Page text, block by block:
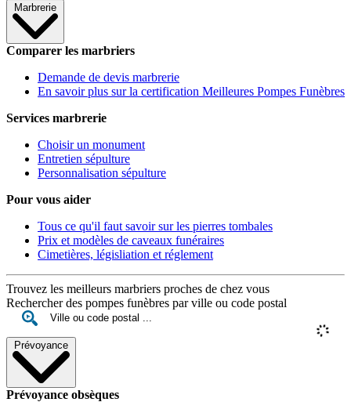
Marbrerie
Comparer les marbriers
Demande de devis marbrerie
En savoir plus sur la certification Meilleures Pompes Funèbres
Services marbrerie
Choisir un monument
Entretien sépulture
Personnalisation sépulture
Pour vous aider
Tous ce qu'il faut savoir sur les pierres tombales
Prix et modèles de caveaux funéraires
Cimetières, législiation et réglement
Trouvez les meilleurs marbriers proches de chez vous
Rechercher des pompes funèbres par ville ou code postal
Prévoyance
Prévoyance obsèques